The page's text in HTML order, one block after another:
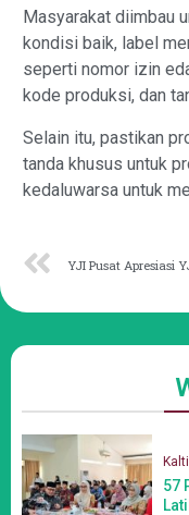
Masyarakat diimbau
kondisi baik, label
seperti nomor izin
kode produksi, dan
Selain itu, pastikan
tanda khusus untuk
kedaluwarsa untuk
YJI Pusat Apresiasi
57